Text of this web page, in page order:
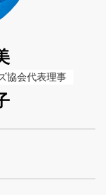
協会代表理事